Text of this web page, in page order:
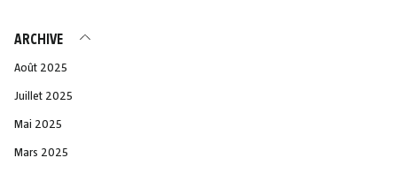
ARCHIVE
Août 2025
Juillet 2025
Mai 2025
Mars 2025